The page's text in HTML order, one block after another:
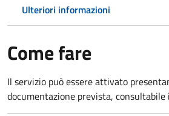
Ulteriori informazioni
Come fare
Il servizio può essere attivato
documentazione prevista, consultabile